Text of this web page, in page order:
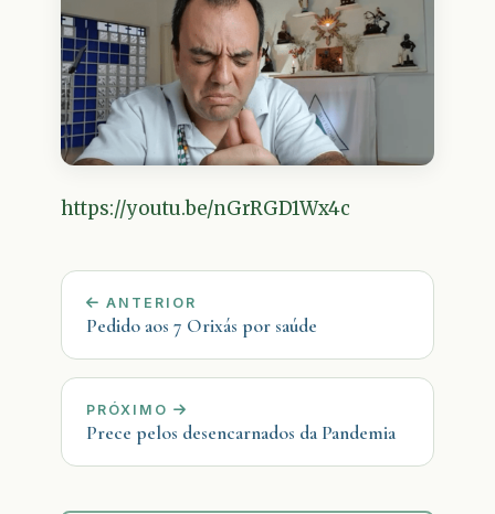
https://youtu.be/nGrRGD1Wx4c
ANTERIOR
Pedido aos 7 Orixás por saúde
PRÓXIMO
Prece pelos desencarnados da Pandemia